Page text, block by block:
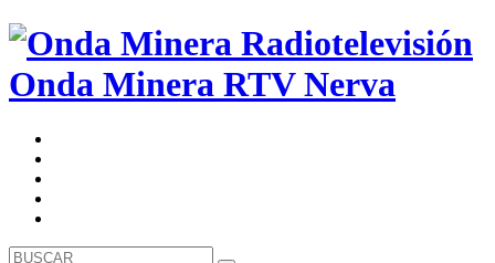
Onda Minera RTVNerva